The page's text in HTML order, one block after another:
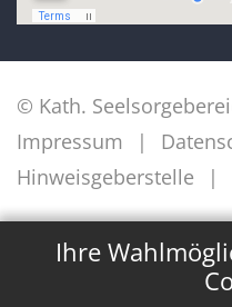
Ihre
© Kath.
Impressum
Hinweisgeberstelle